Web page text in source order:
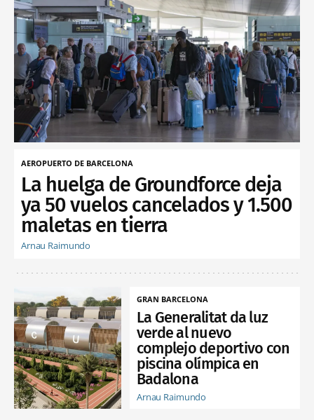
AEROPUERTO DE BARCELONA
La huelga de Groundforce deja
ya 50 vuelos cancelados y 1.500
maletas en tierra
Arnau Raimundo
GRAN BARCELONA
La Generalitat da luz
verde al nuevo
complejo deportivo con
piscina olímpica en
Badalona
Arnau Raimundo